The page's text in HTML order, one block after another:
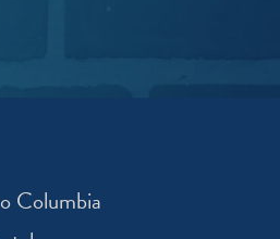
Columbia